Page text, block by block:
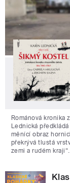
Románová kronika
Lednická
měnící obraz
překrývá tlustá
zemi a rudém kraji“.